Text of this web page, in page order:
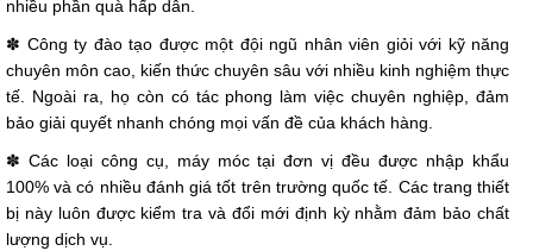
nhiều phần quà hấp dẫn.
✽ Công ty đào tạo được một đội ngũ nhân viên giỏi với kỹ năng
chuyên môn cao, kiến thức chuyên sâu với nhiều kinh nghiệm thực
tế. Ngoài ra, họ còn có tác phong làm việc chuyên nghiệp, đảm
bảo giải quyết nhanh chóng mọi vấn đề của khách hàng.
✽ Các loại công cụ, máy móc tại đơn vị đều được nhập khẩu
100% và có nhiều đánh giá tốt trên trường quốc tế. Các trang thiết
bị này luôn được kiểm tra và đổi mới định kỳ nhằm đảm bảo chất
lượng dịch vụ.